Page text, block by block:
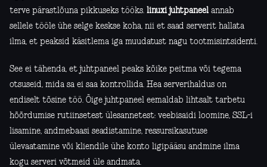
terve pärastlõuna pikkuseks tööks. linuxi juhtpaneel annab
sellele tööle ühe selge keskse koha, nii et saad serverit hallata
ilma, et peaksid käsitlema iga muudatust nagu tootmisintsidenti.
See ei tähenda, et juhtpaneel peaks kõike peitma või tegema
otsuseid, mida sa ei saa kontrollida. Hea serverihaldus on
endiselt tõsine töö. Õige juhtpaneel eemaldab lihtsalt tarbetu
hõõrdumise rutiinsetest ülesannetest: veebisaidi loomine, SSL-i
lisamine, andmebaasi seadistamine, ressursikasutuse
ülevaatamine või kliendile ühe konto ligipääsu andmine ilma
kogu serveri võtmeid üle andmata.